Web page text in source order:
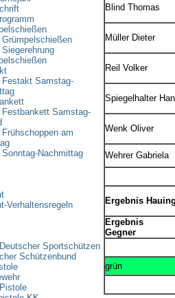
Grümpelschießen
Siegerehrung
Festakt Samstag-
Festbankett Samstag-
Frühschoppen am
Sonntag-Nachmittag
Verhaltensregeln
Sportschützen
Schützenbund
Blind Thomas
Müller Dieter
Reil Volker
Spiegelhalter
Wenk Oliver
Wehrer Gabriela
Ergebnis
Ergebnis
Gegner
grün